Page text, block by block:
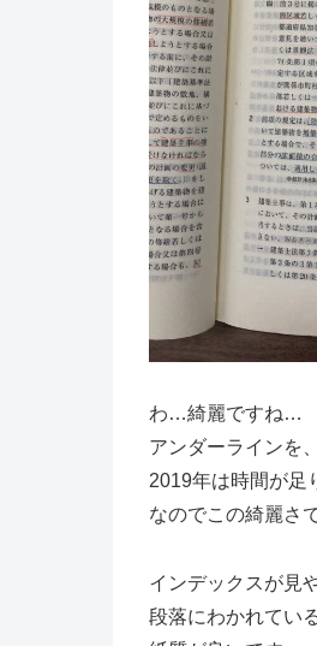
わ…綺麗ですね…
アンダーラインを
2019年は時間が足
なのでこの綺麗さ
インデックスが見
段落にわかれてい